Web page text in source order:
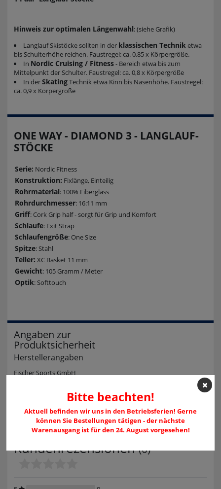
Hinweis zur optimalen Längenwahl: (siehe Grafik)
Langlauf Skistöcke sollten in der klassischen Techniketwa
bis Schulterhöhe reichen. Faustregel: ca. 0,85 x Körpergröße.
In Nordic Cruising / Fitness- Bereich etwa bis zum
Mittelpunkt der Schulter. Faustregel: ca. 0,8 x Körpergröße
In derSkatingTechnik etwa Kinn bis Nasenhöhe. Faustregel:
ca. 0,9 x Körpergröße
ONE WAY - DIAMOND 3 - LANGLAUF-
STÖCKE
Serie: Nordic Fitness
Konstruktion: Fixlänge, Einteilig
Rohrmaterial: 100% Fiberglass
Rohrdurchmesser: 16:11 mm
Griff: Cork Grip half - sorgt für Grip und Komfort
Schlaufe: Exit Strap
Schlaufengröße: One Size
Spitze: Stahl
Teller: XC Basket 11 mm
Gewicht: 105 Gramm / Meter
Optik: Softtouch
Angaben zur
Produktsicherheit
Herstellerangaben
Fischer Sports GmbH
4910 Ried im Innkreis
info@fischersports.com
004377529090
Kundenrezensionen(0)
Bitte beachten!
Aktuell befinden wir uns in den Betriebsferien! Gerne
können Sie Bestellungen tätigen - der nächste
Warenausgang ist für den 24. August vorgesehen!